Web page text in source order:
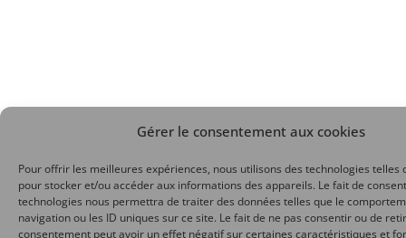
Gérer le consentement aux cookies
Pour offrir les meilleures expériences, nous utilisons des technologies telles
pour stocker et/ou accéder aux informations des appareils. Le fait de
technologies nous permettra de traiter des données telles que le
navigation ou les ID uniques sur ce site. Le fait de ne pas consentir ou de
consentement peut avoir un effet négatif sur certaines caractéristiques et